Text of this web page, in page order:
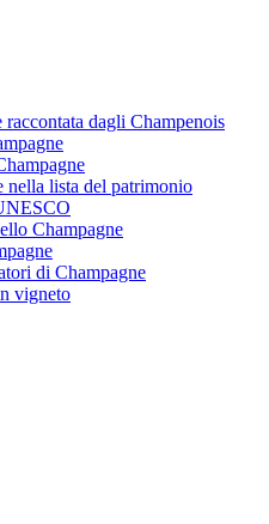
raccontata dagli Champenois
nella lista del patrimonio
Champagne
di Champagne
vigneto